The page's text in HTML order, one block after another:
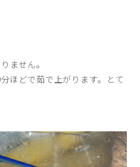
ません。
ほどで茹で上がります。とて